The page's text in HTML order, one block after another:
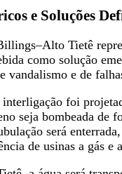
e Soluções
Tietê
como solução
vandalismo e de
foi
seja bombeada de
será
de usinas a gás e